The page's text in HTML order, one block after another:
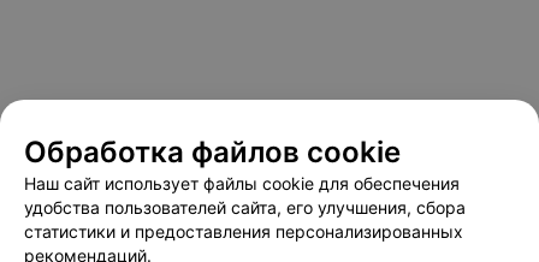
Обработка файлов cookie
Наш сайт использует файлы cookie для обеспечения
удобства пользователей сайта, его улучшения, сбора
статистики и предоставления персонализированных
рекомендаций.